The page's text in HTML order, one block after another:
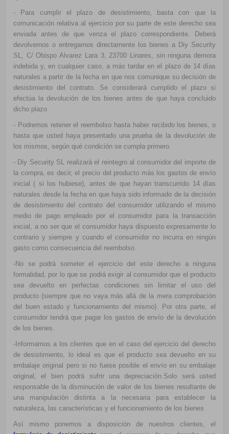
- Para cumplir el plazo de desistimiento, basta con que la
comunicación relativa al ejercicio por su parte de este derecho sea
enviada antes de que venza el plazo correspondiente. Deberá
devolvernos o entregarnos directamente los bienes a Diy Security
SL, C/ Obispo Alvarez Lara 3, 23700 Linares, sin ninguna demora
indebida y, en cualquier caso, a más tardar en el plazo de 14 días
naturales a partir de la fecha en que nos comunique su decisión de
desistimiento del contrato. Se considerará cumplido el plazo si
efectúa la devolución de los bienes antes de que haya concluido
dicho plazo
- Podremos retener el reembolso hasta haber recibido los bienes, o
hasta que usted haya presentado una prueba de la devolución de
los mismos, según qué condición se cumpla primero.
- Diy Security SL realizará el reintegro al consumidor del importe de
la compra, es decir, el precio del producto más los gastos de envío
inicial ( si los hubiese), antes de que hayan transcurrido 14 días
naturales desde la fecha en que haya sido informado de la decisión
de desistimiento del contrato del consumidor utilizando el mismo
medio de pago empleado por el consumidor para la transacción
inicial, a no ser que el consumidor haya dispuesto expresamente lo
contrario y siempre y cuando el consumidor no incurra en ningún
gasto como consecuencia del reembolso.
-No se podrá someter el ejercicio del este derecho a ninguna
formalidad, por lo que se podrá exigir al consumidor que el producto
sea devuelto en perfectas condiciones sin limitar el uso del
producto (siempre que no vaya más allá de la mera comprobación
del buen estado y funcionamiento del mismo). Por otra parte, el
consumidor tendrá que pagar los gastos de envío de la devolución
de los bienes.
-Informamos a los clientes que en el caso del ejercicio del derecho
de desistimiento, lo ideal es que el producto sea devuelto en su
embalaje original pero si no fuese posible el envío en su embalaje
original, el bien podrá sufrir una depreciación.Solo será usted
responsable de la disminución de valor de los bienes resultante de
una manipulación distinta a la necesaria para establecer la
naturaleza, las características y el funcionamiento de los bienes
Así mismo ponemos a disposición de nuestros clientes, el